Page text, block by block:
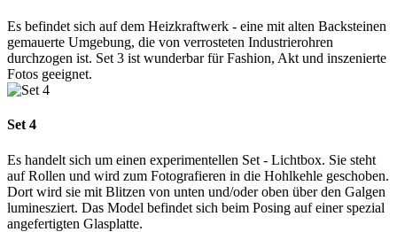
Es befindet sich auf dem Heizkraftwerk - eine mit alten Backsteinen
gemauerte Umgebung, die von verrosteten Industrierohren
durchzogen ist. Set 3 ist wunderbar für Fashion, Akt und inszenierte
Fotos geeignet.
Set 4
Es handelt sich um einen experimentellen Set - Lichtbox. Sie steht
auf Rollen und wird zum Fotografieren in die Hohlkehle geschoben.
Dort wird sie mit Blitzen von unten und/oder oben über den Galgen
luminesziert. Das Model befindet sich beim Posing auf einer spezial
angefertigten Glasplatte.